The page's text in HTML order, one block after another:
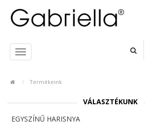
Termékeink
VÁLASZTÉKUNK
EGYSZÍNŰ HARISNYA